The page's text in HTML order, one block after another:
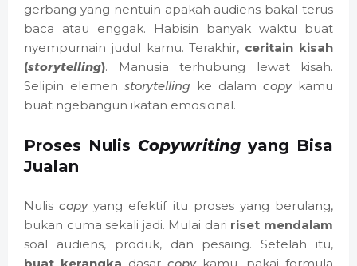
gerbang yang nentuin apakah audiens bakal terus
baca atau enggak. Habisin banyak waktu buat
nyempurnain judul kamu. Terakhir, ceritain kisah
(storytelling). Manusia terhubung lewat kisah.
Selipin elemen storytelling ke dalam copykamu
buat ngebangun ikatan emosional.
Proses Nulis Copywriting yang Bisa
Jualan
Nuliscopyyang efektif itu proses yang berulang,
bukan cuma sekali jadi. Mulai dari riset mendalam
soal audiens, produk, dan pesaing. Setelah itu,